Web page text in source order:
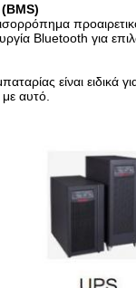
Bluetooth για
είναι
αυτό.